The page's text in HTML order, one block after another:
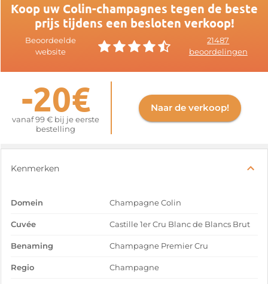
Koop uw Colin-champagnes tegen de beste
prijs tijdens een besloten verkoop!
Beoordeelde
website
21487
beoordelingen
-20€
vanaf 99 € bij je eerste
bestelling
Naar de verkoop!
Kenmerken
Domein Champagne Colin
Cuvée Castille 1er Cru Blanc de Blancs Brut
Benaming Champagne Premier Cru
Regio Champagne